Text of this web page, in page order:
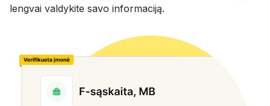
lengvai valdykite savo informaciją.